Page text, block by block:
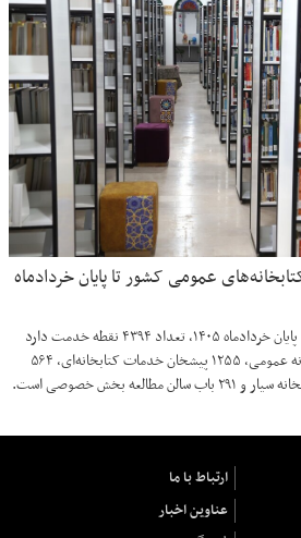
عمومی کشور تا پایان خردادماه
نهاد کتابخانه‌های عمومی کشور تا پایان خردادماه ۱۴۰۵، تعداد ۴۳۹۴ نقطه خدمت دارد
که از این تعداد، ۲۲۸۴ باب کتابخانه عمومی، ۱۲۵۵ پیشخان خدمات کتابخانه‌ای، ۵۶۴
ارتباط با ما
عناوین اخبار